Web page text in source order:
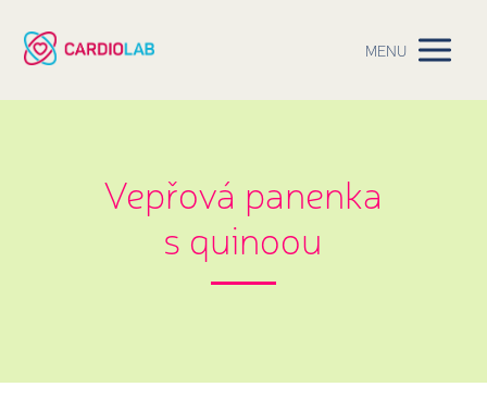
MENU
Vepřová panenka
s quinoou